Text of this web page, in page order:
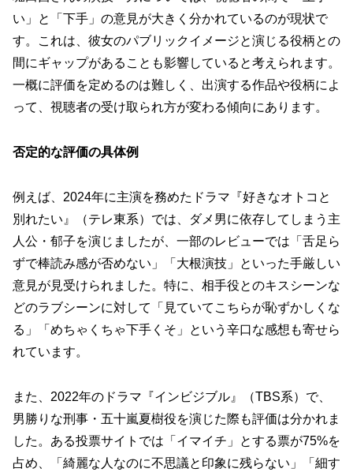
い」と「下手」の意見が大きく分かれているのが現状で
す。これは、彼女のパブリックイメージと演じる役柄との
間にギャップがあることも影響していると考えられます。
一概に評価を定めるのは難しく、出演する作品や役柄によ
って、視聴者の受け取られ方が変わる傾向にあります。
否定的な評価の具体例
例えば、2024年に主演を務めたドラマ『好きなオトコと
別れたい』（テレ東系）では、ダメ男に依存してしまう主
人公・郁子を演じましたが、一部のレビューでは「舌足ら
ずで棒読み感が否めない」「大根演技」といった手厳しい
意見が見受けられました。特に、相手役とのキスシーンな
どのラブシーンに対して「見ていてこちらが恥ずかしくな
る」「めちゃくちゃ下手くそ」という辛口な感想も寄せら
れています。
また、2022年のドラマ『インビジブル』（TBS系）で、
男勝りな刑事・五十嵐夏樹役を演じた際も評価は分かれま
した。ある投票サイトでは「イマイチ」とする票が75%を
占め、「綺麗な人なのに不思議と印象に残らない」「細す